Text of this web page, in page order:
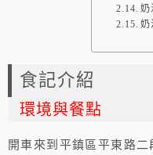
奶
奶
食記介紹
環境與餐點
開車來到平鎮區平東路